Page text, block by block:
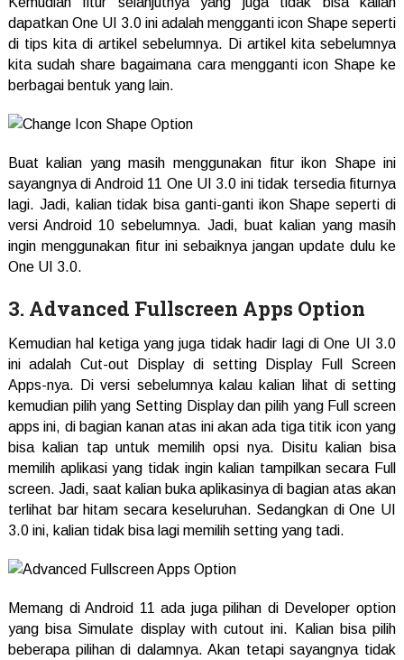
dapatkan One UI 3.0 ini adalah mengganti icon Shape seperti
di tips kita di artikel sebelumnya. Di artikel kita sebelumnya
kita sudah share bagaimana cara mengganti icon Shape ke
berbagai bentuk yang lain.
Buat kalian yang masih menggunakan fitur ikon Shape ini
sayangnya di Android 11 One UI 3.0 ini tidak tersedia fiturnya
lagi. Jadi, kalian tidak bisa ganti-ganti ikon Shape seperti di
versi Android 10 sebelumnya. Jadi, buat kalian yang masih
ingin menggunakan fitur ini sebaiknya jangan update dulu ke
One UI 3.0.
3. Advanced Fullscreen Apps Option
Kemudian hal ketiga yang juga tidak hadir lagi di One UI 3.0
ini adalah Cut-out Display di setting Display Full Screen
Apps-nya. Di versi sebelumnya kalau kalian lihat di setting
kemudian pilih yang Setting Display dan pilih yang Full screen
apps ini, di bagian kanan atas ini akan ada tiga titik icon yang
bisa kalian tap untuk memilih opsi nya. Disitu kalian bisa
memilih aplikasi yang tidak ingin kalian tampilkan secara Full
screen. Jadi, saat kalian buka aplikasinya di bagian atas akan
terlihat bar hitam secara keseluruhan. Sedangkan di One UI
3.0 ini, kalian tidak bisa lagi memilih setting yang tadi.
Memang di Android 11 ada juga pilihan di Developer option
yang bisa Simulate display with cutout ini. Kalian bisa pilih
beberapa pilihan di dalamnya. Akan tetapi sayangnya tidak